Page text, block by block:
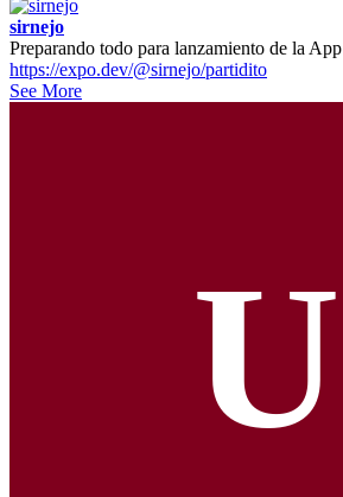
sirnejo
Preparando todo para lanzamiento de la App
https://expo.dev/@sirnejo/partidito
See More
U